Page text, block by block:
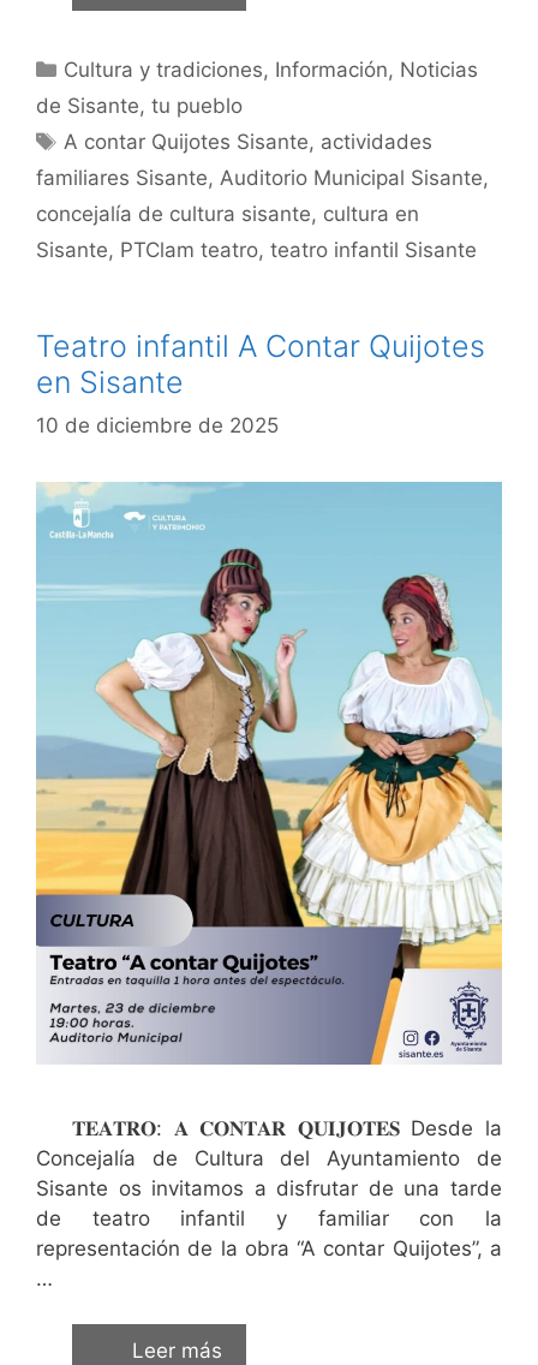
Cultura y tradiciones, Información, Noticias
de Sisante, tu pueblo
A contar Quijotes Sisante, actividades
familiares Sisante, Auditorio Municipal Sisante,
concejalía de cultura sisante, cultura en
Sisante, PTClam teatro, teatro infantil Sisante
Teatro infantil A Contar Quijotes
en Sisante
10 de diciembre de 2025
𝐓𝐄𝐀𝐓𝐑𝐎: 𝐀 𝐂𝐎𝐍𝐓𝐀𝐑 𝐐𝐔𝐈𝐉𝐎𝐓𝐄𝐒 Desde la
Concejalía de Cultura del Ayuntamiento de
Sisante os invitamos a disfrutar de una tarde
de teatro infantil y familiar con la
representación de la obra “A contar Quijotes”, a
…
Leer más